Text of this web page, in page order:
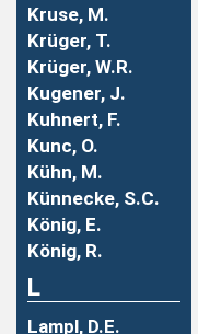
Kruse, M.
Krüger, T.
Krüger, W.R.
Kugener, J.
Kuhnert, F.
Kunc, O.
Kühn, M.
Künnecke, S.C.
König, E.
König, R.
L
Lampl, D.E.